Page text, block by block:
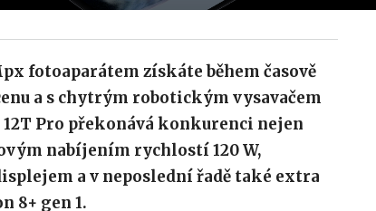
fotoaparátem získáte během časově
a s chytrým robotickým vysavačem
Pro překonává konkurenci nejen
nabíjením rychlostí 120 W,
a v neposlední řadě také extra
8+ gen 1.